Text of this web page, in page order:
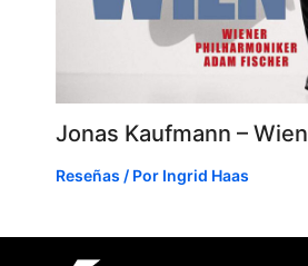
Jonas Kaufmann – Wien
Reseñas / Por Ingrid Haas